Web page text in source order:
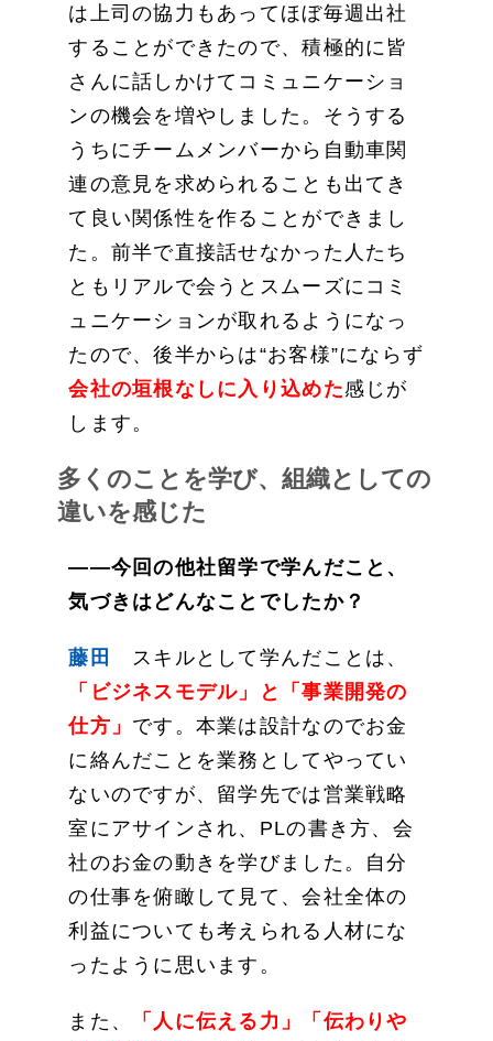
は上司の協力もあってほぼ毎週出社
することができたので、積極的に皆
さんに話しかけてコミュニケーショ
ンの機会を増やしました。そうする
うちにチームメンバーから自動車関
連の意見を求められることも出てき
て良い関係性を作ることができまし
た。前半で直接話せなかった人たち
ともリアルで会うとスムーズにコミ
ュニケーションが取れるようになっ
たので、後半からは“お客様”にならず
会社の垣根なしに入り込めた感じが
します。
多くのことを学び、組織としての
違いを感じた
――今回の他社留学で学んだこと、
気づきはどんなことでしたか？
藤田
スキルとして学んだことは、
「ビジネスモデル」と「事業開発の
仕方」 です。本業は設計なのでお金
に絡んだことを業務としてやってい
ないのですが、留学先では営業戦略
室にアサインされ、PLの書き方、会
社のお金の動きを学びました。自分
の仕事を俯瞰して見て、会社全体の
利益についても考えられる人材にな
ったように思います。
また、
「人に伝える力」「伝わりや